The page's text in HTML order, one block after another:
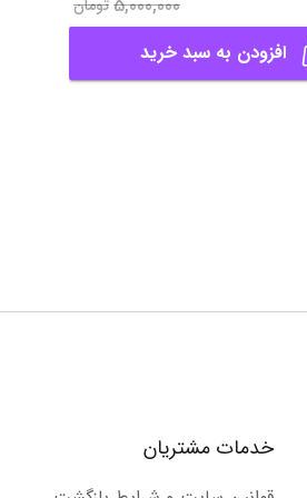
5,000,000تومان
افزودن به سبد خرید
خدمات مشتریان